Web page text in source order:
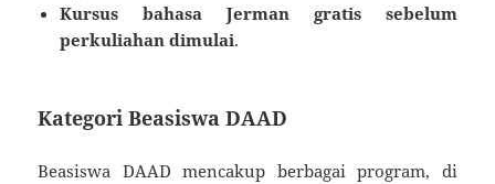
Kursus bahasa Jerman gratis sebelum
perkuliahan dimulai.
Kategori Beasiswa DAAD
Beasiswa DAAD mencakup berbagai program, di